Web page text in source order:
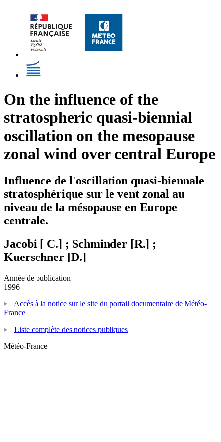
On the influence of the
stratospheric quasi-biennial
oscillation on the mesopause
zonal wind over central Europe
Influence de l'oscillation quasi-biennale
stratosphérique sur le vent zonal au
niveau de la mésopause en Europe
centrale.
Jacobi [ C.] ; Schminder [R.] ;
Kuerschner [D.]
Année de publication
1996
Accès à la notice sur le site du portail documentaire de Météo-
France
Liste complète des notices publiques
Météo-France